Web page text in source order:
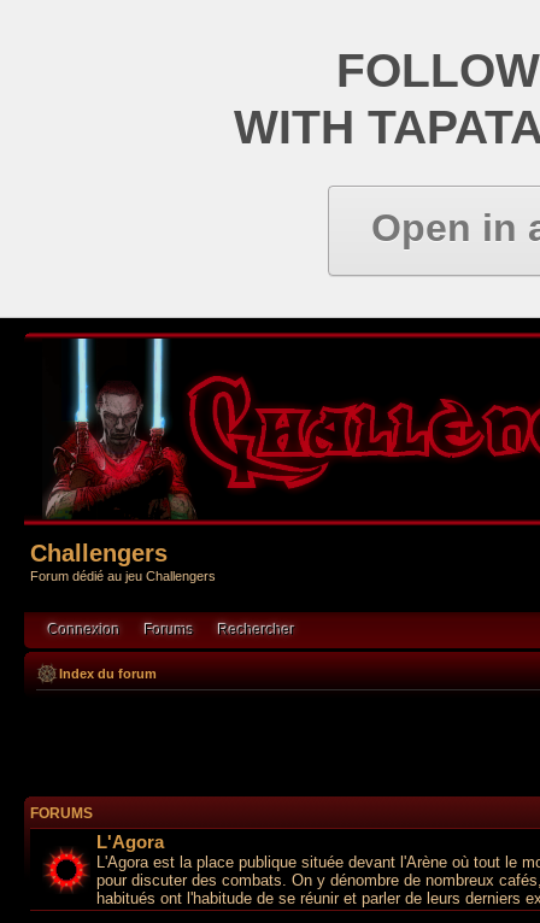
WITH
Open in
Challengers
Forum dédié au jeu Challengers
Connexion Forums
FAQ
Rechercher
Voir les sujets récents
réponses
Recherche avancée
Recherche avancée
Index du forum
FORUMS
L'Agora
L'Agora est la place publique située devant l'Arène où tout le
pour discuter des combats. On y dénombre de nombreux
habitués ont l'habitude de se réunir et parler de leurs derniers